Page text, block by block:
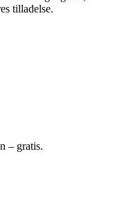
tilladelse.
– gratis.